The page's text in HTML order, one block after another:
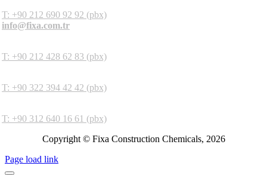
T: +90 212 690 92 92 (pbx)
info@fixa.com.tr
T: +90 212 428 62 83 (pbx)
T: +90 322 394 42 42 (pbx)
T: +90 312 640 16 61 (pbx)
Copyright © Fixa Construction Chemicals, 2026
Page load link